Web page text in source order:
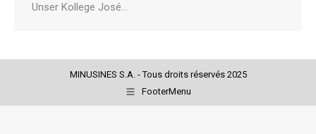
Unser Kollege José…
MINUSINES S.A. - Tous droits réservés 2025
FooterMenu